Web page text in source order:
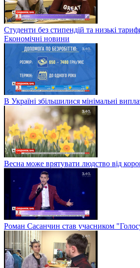
Студенти без стипендій та низькі
Економічні новини
В Україні збільшилися мінімальні
Весна може врятувати людство від
Роман Сасанчин став учасником